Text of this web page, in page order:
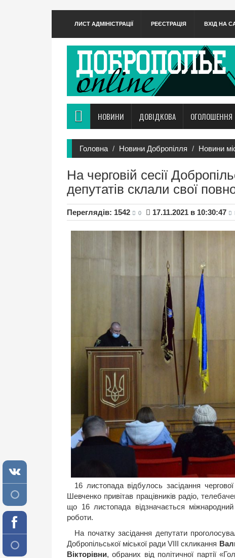
ЛИСТ АДМІНІСТРАЦІЇ РЕЄСТРАЦІЯ ВХІД НА
НОВИНИ ДОВІДКОВА ОГОЛОШЕННЯ
Головна Новини Добропілля Новини
На черговій сесії
депутатів склали свої
Переглядів: 1542 0 17.11.2021 в 10:30:47
16 листопада відбулось засідання
Шевченко привітав працівників радіо,
що 16 листопада відзначається
роботи.
На початку засідання депутати
Добропільської міської ради VIIІ скликання
Вікторівни, обраних від політичної партії